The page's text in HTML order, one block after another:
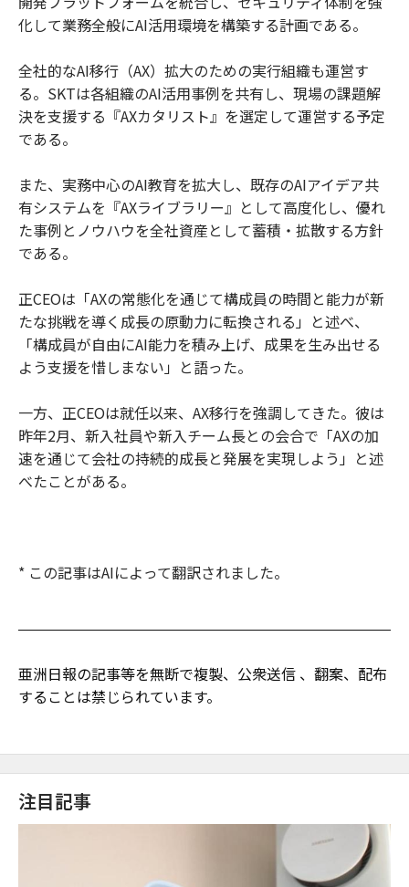
化して業務全般にAI活用環境を構築する計画である。
全社的なAI移行（AX）拡大のための実行組織も運営す
る。SKTは各組織のAI活用事例を共有し、現場の課題解
決を支援する『AXカタリスト』を選定して運営する予定
である。
また、実務中心のAI教育を拡大し、既存のAIアイデア共
有システムを『AXライブラリー』として高度化し、優れ
た事例とノウハウを全社資産として蓄積・拡散する方針
である。
正CEOは「AXの常態化を通じて構成員の時間と能力が新
たな挑戦を導く成長の原動力に転換される」と述べ、
「構成員が自由にAI能力を積み上げ、成果を生み出せる
よう支援を惜しまない」と語った。
一方、正CEOは就任以来、AX移行を強調してきた。彼は
昨年2月、新入社員や新入チーム長との会合で「AXの加
速を通じて会社の持続的成長と発展を実現しよう」と述
べたことがある。
* この記事はAIによって翻訳されました。
亜洲日報の記事等を無断で複製、公衆送信 、翻案、配布
することは禁じられています。
注目記事